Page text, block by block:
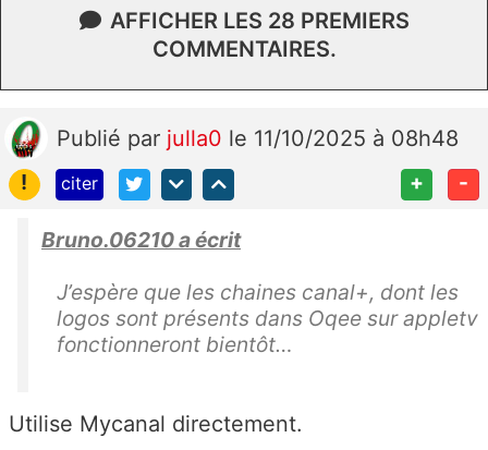
AFFICHER LES 28 PREMIERS
COMMENTAIRES.
Publié par julla0 le 11/10/2025 à 08h48
!
citer + -
Bruno.06210 a écrit
J’espère que les chaines canal+, dont les
logos sont présents dans Oqee sur appletv
fonctionneront bientôt…
Utilise Mycanal directement.